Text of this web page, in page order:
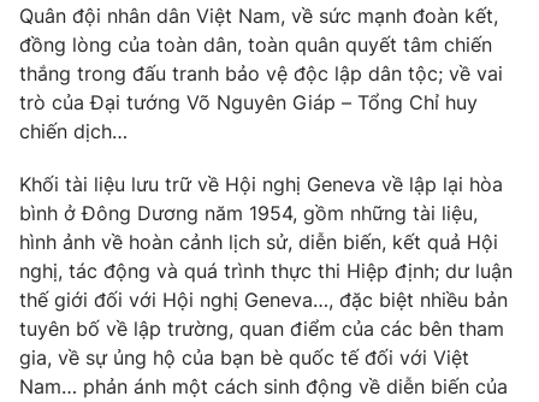
Thị trường 24h Tấm lòng Việt
VTV4 Vươn mình bằng AI
VTV9 VTV8
Liên hệ tòa soạn English
THỜI BÁO VTV
Quân đội nhân dân Việt Nam, về sức mạnh đoàn kết,
đồng lòng của toàn dân, toàn quân quyết tâm chiến
thắng trong đấu tranh bảo vệ độc lập dân tộc; về vai
trò của Đại tướng Võ Nguyên Giáp – Tổng Chỉ huy
chiến dịch…
Khối tài liệu lưu trữ về Hội nghị Geneva về lập lại hòa
bình ở Đông Dương năm 1954, gồm những tài liệu,
hình ảnh về hoàn cảnh lịch sử, diễn biến, kết quả Hội
nghị, tác động và quá trình thực thi Hiệp định; dư luận
thế giới đối với Hội nghị Geneva…, đặc biệt nhiều bản
tuyên bố về lập trường, quan điểm của các bên tham
gia, về sự ủng hộ của bạn bè quốc tế đối với Việt
Nam… phản ánh một cách sinh động về diễn biến của